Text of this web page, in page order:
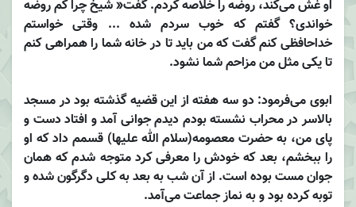
او غش می‌کند، روضه را خلاصه کردم. گفت« شیخ چرا کم روضه
خواندی؟ گفتم که خوب سردم شده ... وقتی خواستم
خداحافظی کنم گفت که من باید تا در خانه شما را همراهی کنم
تا یکی مثل من مزاحم شما نشود.
ابوی می‌فرمود: دو سه هفته از این قضیه گذشته بود در مسجد
بالاسر در محراب نشسته بودم دیدم جوانی آمد و افتاد دست و
پای من، به حضرت معصومه‌(سلام الله علیها) قسمم داد که او
را ببخشم، بعد که خودش را معرفی کرد متوجه شدم که همان
جوان مست بوده است. از آن شب به بعد به کلی دگرگون شده و
توبه کرده بود و به نماز جماعت می‌آمد.